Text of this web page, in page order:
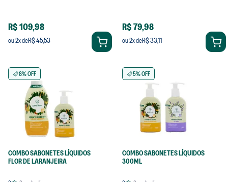
R$ 109,98
ou2x deR$ 45,53
R$ 79,98
ou2x deR$ 33,11
8% OFF
COMBO SABONETES LÍQUIDOS
FLOR DE LARANJEIRA
5% OFF
COMBO SABONETES LÍQUIDOS
300ML